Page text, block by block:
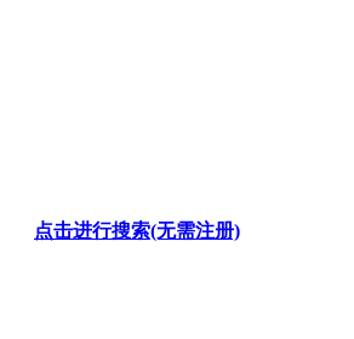
点击进行搜索(无需注册)